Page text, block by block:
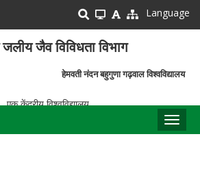
Language
जैव विविधता विभाग
बहुगुणा गढ़वाल विश्वविद्यालय
विश्वविद्यालय